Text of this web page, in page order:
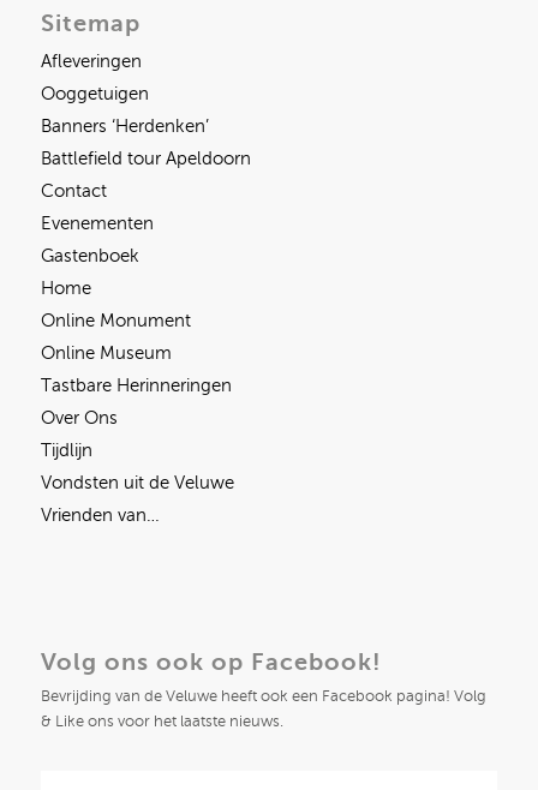
Sitemap
Afleveringen
Ooggetuigen
Banners ‘Herdenken’
Battlefield tour Apeldoorn
Contact
Evenementen
Gastenboek
Home
Online Monument
Online Museum
Tastbare Herinneringen
Over Ons
Tijdlijn
Vondsten uit de Veluwe
Vrienden van…
Volg ons ook op Facebook!
Bevrijding van de Veluwe heeft ook een Facebook pagina! Volg
& Like ons voor het laatste nieuws.